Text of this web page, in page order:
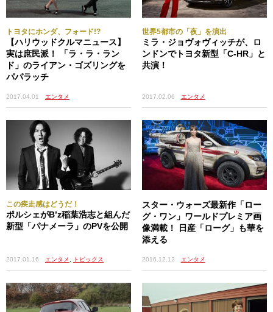
コンサバティブな印象のゴーストをマットブラックで仕
上げ、どことなくストリート風味に仕上げるあたりがカイ
リー流。一緒に乗っているのは異父兄のロブ・カーダシア
ンで、ふたりが向かった先はカイリーと「親友宣言」した
セクシーモデル／ストリッパー、ブラックチャイナの自
宅。このブラックチャイナ、実はロブとスピード婚約して
現在妊娠中なのだが、カイリーの元彼の元嫁というややこ
しい関係性でもあり……。
う～ん、どうして超狭い世界で惚れたの腫れたのしちゃ
うんでしょ、カーダシアン。
トヨタにホンダ、フォード!?
【ハリウッドクルマニュース】
実は庶民派！ 「ラ・ラ・ラン
ド」のライアン・ゴズリングを
パパラッチ
2017.04.01 エンタメ
世界5都市の「夜」を演出
ミラ・ジョヴォヴィッチが、ロ
ンドンでトヨタ新型「C-HR」と
共演！
2017.02.06 エンタメ
この疾走感はどうだ！
ポルシェがB’z稲葉浩志と組んだ
新型「パナメーラ」のPVを公開
2017.01.16 エンタメ トピックス
スター・ウォーズ最新作「ロー
グ・ワン」ワールドプレミア画
像満載！ 日産「ローグ」も華を
添える
2016.12.12 エンタメ